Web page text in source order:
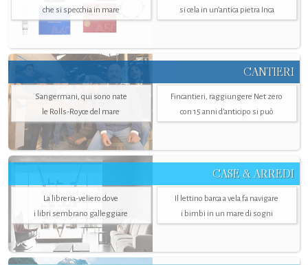
che si specchia in mare
si cela in un’antica pietra Inca
CANTIERI
Sangermani, qui sono nate
le Rolls-Royce del mare
Fincantieri, raggiungere Net zero
con 15 anni d'anticipo si può
CASE & ARREDI
La libreria-veliero dove
i libri sembrano galleggiare
Il lettino barca a vela fa navigare
i bimbi in un mare di sogni